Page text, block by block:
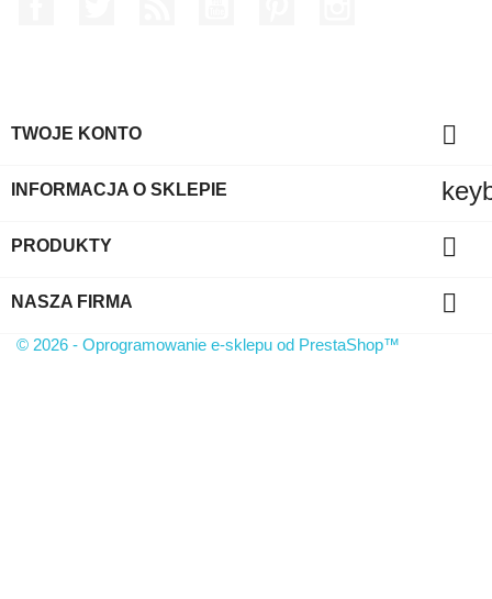
TWOJE KONTO 
INFORMACJA O SKLEPIE
PRODUKTY 
NASZA FIRMA 
© 2026 - Oprogramowanie e-sklepu od PrestaShop™